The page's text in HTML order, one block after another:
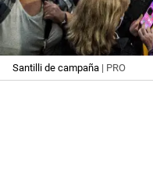
Santilli de campaña | PRO